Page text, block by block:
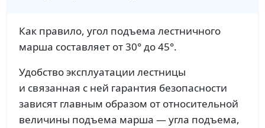
Как правило, угол подъема лестничного
марша составляет от 30° до 45°.
Удобство эксплуатации лестницы
и связанная с ней гарантия безопасности
зависят главным образом от относительной
величины подъема марша — угла подъема,